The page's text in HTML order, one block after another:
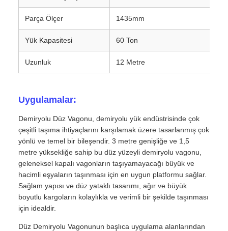
Parça Ölçer 1435mm
Yük Kapasitesi 60 Ton
Uzunluk 12 Metre
Uygulamalar:
Demiryolu Düz Vagonu, demiryolu yük endüstrisinde çok
çeşitli taşıma ihtiyaçlarını karşılamak üzere tasarlanmış çok
yönlü ve temel bir bileşendir. 3 metre genişliğe ve 1,5
metre yüksekliğe sahip bu düz yüzeyli demiryolu vagonu,
geleneksel kapalı vagonların taşıyamayacağı büyük ve
hacimli eşyaların taşınması için en uygun platformu sağlar.
Sağlam yapısı ve düz yataklı tasarımı, ağır ve büyük
boyutlu kargoların kolaylıkla ve verimli bir şekilde taşınması
için idealdir.
Düz Demiryolu Vagonunun başlıca uygulama alanlarından